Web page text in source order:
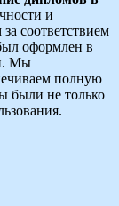
и
соответствием
оформлен в
Мы
полную
были не только